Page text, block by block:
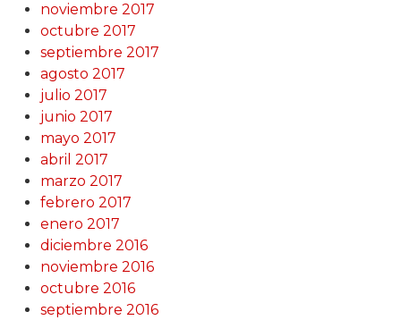
noviembre 2017
octubre 2017
septiembre 2017
agosto 2017
julio 2017
junio 2017
mayo 2017
abril 2017
marzo 2017
febrero 2017
enero 2017
diciembre 2016
noviembre 2016
octubre 2016
septiembre 2016